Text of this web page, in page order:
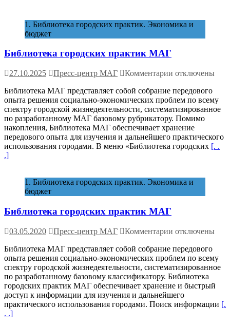
1. Библиотека городских практик. Экономика и
бюджет
Библиотека городских практик МАГ
27.10.2025 Пресс-центр МАГ Комментарии к
Библиотека
городских
практик
МАГ
отключены
Библиотека МАГ представляет собой собрание передового
опыта решения социально-экономических проблем по всему
спектру городской жизнедеятельности, систематизированное
по разработанному МАГ базовому рубрикатору. Помимо
накопления, Библиотека МАГ обеспечивает хранение
передового опыта для изучения и дальнейшего практического
использования городами. В меню «Библиотека городских [. .
.]
1. Библиотека городских практик. Экономика и
бюджет
Библиотека городских практик МАГ
03.05.2020 Пресс-центр МАГ Комментарии к
Библиотека
городских
практик
МАГ
отключены
Библиотека МАГ представляет собой собрание передового
опыта решения социально-экономических проблем по всему
спектру городской жизнедеятельности, систематизированное
по разработанному базовому классификатору. Библиотека
городских практик МАГ обеспечивает хранение и быстрый
доступ к информации для изучения и дальнейшего
практического использования городами. Поиск информации [.
. .]